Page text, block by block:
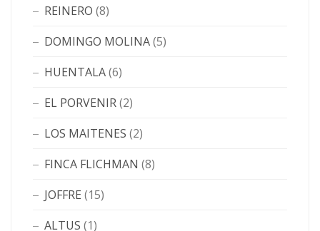
REINERO (8)
DOMINGO MOLINA(5)
HUENTALA(6)
EL PORVENIR(2)
LOS MAITENES (2)
FINCA FLICHMAN (8)
JOFFRE (15)
ALTUS (1)